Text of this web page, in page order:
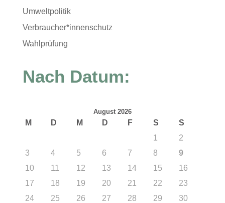
Umweltpolitik
Verbraucher*innenschutz
Wahlprüfung
Nach Datum:
August 2026
M D M D F S
S
1
2
3
4 5 6 7 8
9
10
11 12 13 14 15
16
17
18 19 20 21 22
23
24
25 26 27 28 29
30